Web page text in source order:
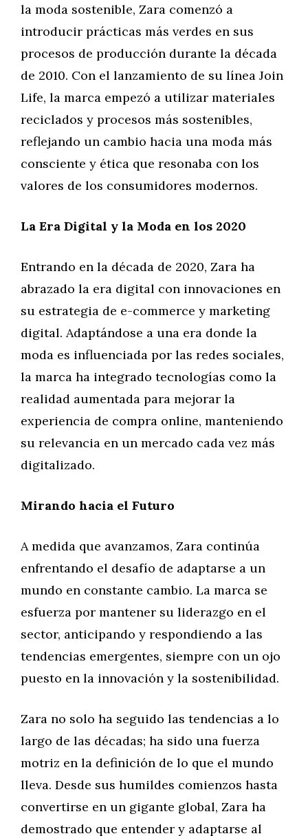
la moda sostenible, Zara comenzó a
introducir prácticas más verdes en sus
procesos de producción durante la década
de 2010. Con el lanzamiento de su línea Join
Life, la marca empezó a utilizar materiales
reciclados y procesos más sostenibles,
reflejando un cambio hacia una moda más
consciente y ética que resonaba con los
valores de los consumidores modernos.
La Era Digital y la Moda en los 2020
Entrando en la década de 2020, Zara ha
abrazado la era digital con innovaciones en
su estrategia de e-commerce y marketing
digital. Adaptándose a una era donde la
moda es influenciada por las redes sociales,
la marca ha integrado tecnologías como la
realidad aumentada para mejorar la
experiencia de compra online, manteniendo
su relevancia en un mercado cada vez más
digitalizado.
Mirando hacia el Futuro
A medida que avanzamos, Zara continúa
enfrentando el desafío de adaptarse a un
mundo en constante cambio. La marca se
esfuerza por mantener su liderazgo en el
sector, anticipando y respondiendo a las
tendencias emergentes, siempre con un ojo
puesto en la innovación y la sostenibilidad.
Zara no solo ha seguido las tendencias a lo
largo de las décadas; ha sido una fuerza
motriz en la definición de lo que el mundo
lleva. Desde sus humildes comienzos hasta
convertirse en un gigante global, Zara ha
demostrado que entender y adaptarse al